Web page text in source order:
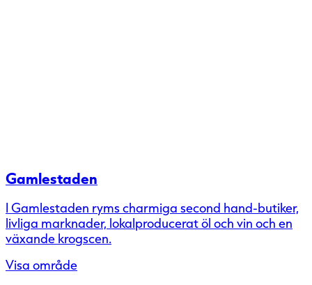
Gamlestaden
I Gamlestaden ryms charmiga second hand-butiker,
livliga marknader, lokalproducerat öl och vin och en
växande krogscen.
Visa område